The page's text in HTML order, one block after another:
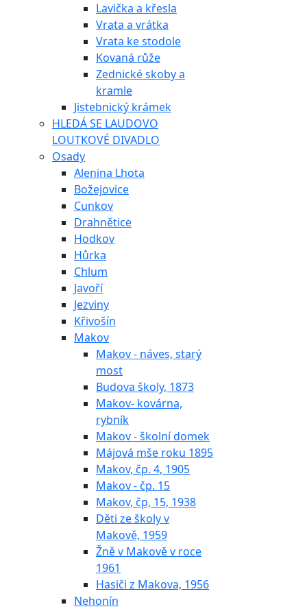
Lavička a křesla
Vrata a vrátka
Vrata ke stodole
Kovaná růže
Zednické skoby a
kramle
Jistebnický krámek
HLEDÁ SE LAUDOVO
LOUTKOVÉ DIVADLO
Osady
Alenina Lhota
Božejovice
Cunkov
Drahnětice
Hodkov
Hůrka
Chlum
Javoří
Jezviny
Křivošín
Makov
Makov - náves, starý
most
Budova školy, 1873
Makov- kovárna,
rybník
Makov - školní domek
Májová mše roku 1895
Makov, čp. 4, 1905
Makov - čp. 15
Makov, čp, 15, 1938
Děti ze školy v
Makově, 1959
Žně v Makově v roce
1961
Hasiči z Makova, 1956
Nehonín